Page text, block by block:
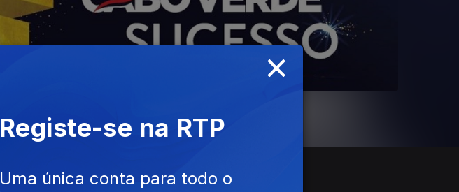
×
Registe-se na RTP
Uma única conta para todo o